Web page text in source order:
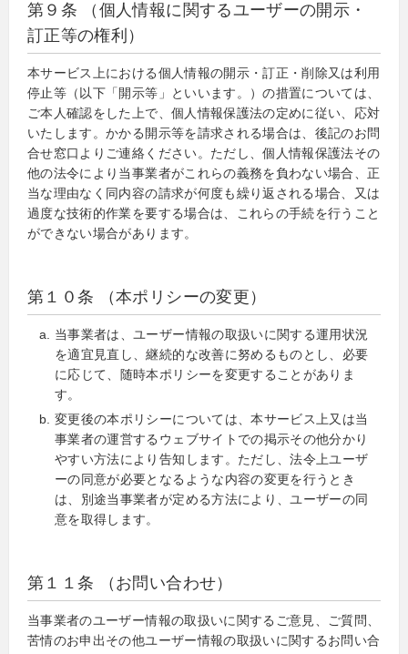
第９条 （個人情報に関するユーザーの開示・
訂正等の権利）
本サービス上における個人情報の開示・訂正・削除又は利用
停止等（以下「開示等」といいます。）の措置については、
ご本人確認をした上で、個人情報保護法の定めに従い、応対
いたします。かかる開示等を請求される場合は、後記のお問
合せ窓口よりご連絡ください。ただし、個人情報保護法その
他の法令により当事業者がこれらの義務を負わない場合、正
当な理由なく同内容の請求が何度も繰り返される場合、又は
過度な技術的作業を要する場合は、これらの手続を行うこと
ができない場合があります。
第１０条 （本ポリシーの変更）
当事業者は、ユーザー情報の取扱いに関する運用状況
を適宜見直し、継続的な改善に努めるものとし、必要
に応じて、随時本ポリシーを変更することがありま
す。
変更後の本ポリシーについては、本サービス上又は当
事業者の運営するウェブサイトでの掲示その他分かり
やすい方法により告知します。ただし、法令上ユーザ
ーの同意が必要となるような内容の変更を行うとき
は、別途当事業者が定める方法により、ユーザーの同
意を取得します。
第１１条 （お問い合わせ）
当事業者のユーザー情報の取扱いに関するご意見、ご質問、
苦情のお申出その他ユーザー情報の取扱いに関するお問い合